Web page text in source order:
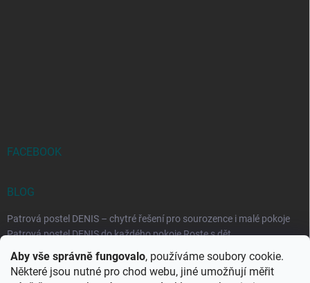
Aby vše správně fungovalo, používáme soubory cookie.
Některé jsou nutné pro chod webu, jiné umožňují měřit
FACEBOOK
BLOG
Patrová postel DENIS – chytré řešení pro sourozence i malé pokoje
Patrová postel DENIS do každého pokoje Roste s dět...
Rozkládací postele RELAX – ideální řešení pro malé prostory i
každodenní spaní